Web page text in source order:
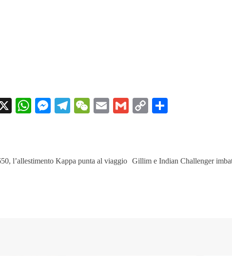
X WhatsApp
Messenger
Telegram
WeChat
EmailGmail
Copy
l’allestimento Kappa punta al viaggio Gillim e Indian Challenger